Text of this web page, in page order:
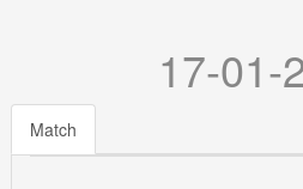
17-01-
Match